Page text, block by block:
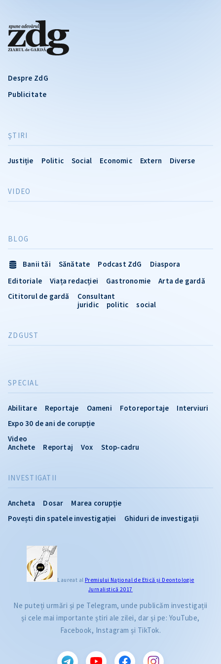
Despre ZdG
Publicitate
ŞTIRI
Justiție Politic Social Economic Extern Diverse
INVESTIGATII
Ancheta Dosar
Marea corupție
Povești din spatele investigației
Ghiduri de investigații
VIDEO
SPECIAL
Abilitare Reportaje Oameni Fotoreportaje
Interviuri
Expo 30 de ani de corupție
Video
Anchete
Reportaj Vox Stop-cadru
BLOG
Banii tăi Sănătate Podcast ZdG
Diaspora
Editoriale
Viața redacției Gastronomie
Arta de gardă
Cititorul de gardă
Consultant
juridic
politic social
ZDGUST
Laureat al Premiului Naţional de Etică și Deontologie
Jurnalistică 2017
Ne puteți urmări și pe Telegram, unde publicăm investigații
și cele mai importante știri ale zilei, dar și pe: YouTube,
Facebook, Instagram și TikTok.